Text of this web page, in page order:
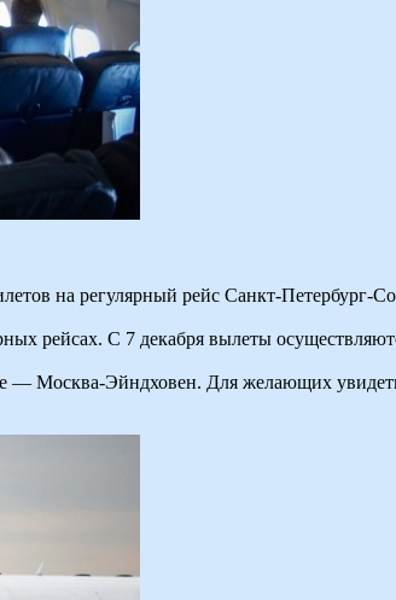
на регулярный рейс Санкт-
рейсах. С 7 декабря вылеты
— Москва-Эйндховен. Для желающих